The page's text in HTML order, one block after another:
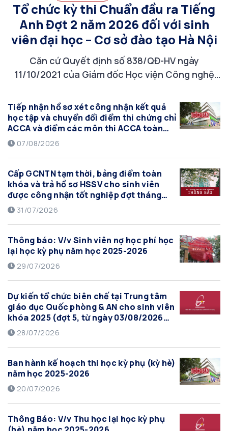
Tổ chức kỳ thi Chuẩn đầu ra Tiếng
Anh Đợt 2 năm 2026 đối với sinh
viên đại học – Cơ sở đào tạo Hà Nội
Căn cứ Quyết định số 838/QĐ-HV ngày
11/10/2021 của Giám đốc Học viện Công nghệ
đào tạo đại học theo tín chỉ của Học viện Công
nghệ Bưu chính Viễn thông; Căn cứ Quyết định
số 734/QĐ-HV ngày 05/10/2020 của Giám đốc
Tiếp nhận hồ sơ xét công nhận kết quả
học tập và chuyển đổi điểm thi chứng chỉ
ACCA và điểm các môn thi ACCA toàn
cầu sang các học phần tương ứng thuộc
chương trình đào tạo ngành Kế toán và
Kế toán chất lượng cao – ACCA
07/08/2026
Cấp GCNTN tạm thời, bảng điểm toàn
khóa và trả hồ sơ HSSV cho sinh viên
được công nhận tốt nghiệp đợt tháng
07/2026 (khóa 2022 khối ngành kinh tế,
Truyền thông ĐPT và Báo chí)
31/07/2026
Thông báo: V/v Sinh viên nợ học phí học
lại học kỳ phụ năm học 2025-2026
29/07/2026
Dự kiến tổ chức biên chế tại Trung tâm
giáo dục Quốc phòng & AN cho sinh viên
khóa 2025 (đợt 5, từ ngày 03/08/2026
đến ngày 12/08/2026)
28/07/2026
Ban hành kế hoạch thi học kỳ phụ (kỳ hè)
năm học 2025-2026
20/07/2026
Thông Báo: V/v Thu học lại học kỳ phụ